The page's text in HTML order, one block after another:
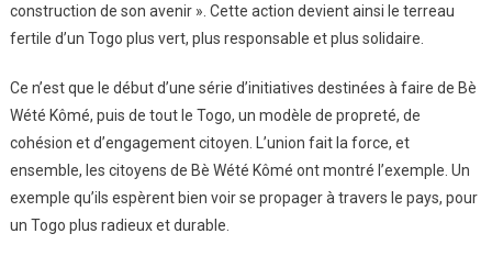
construction de son avenir ». Cette action devient ainsi le terreau
fertile d’un Togo plus vert, plus responsable et plus solidaire.
Ce n’est que le début d’une série d’initiatives destinées à faire de Bè
Wété Kômé, puis de tout le Togo, un modèle de propreté, de
cohésion et d’engagement citoyen. L’union fait la force, et
ensemble, les citoyens de Bè Wété Kômé ont montré l’exemple. Un
exemple qu’ils espèrent bien voir se propager à travers le pays, pour
un Togo plus radieux et durable.